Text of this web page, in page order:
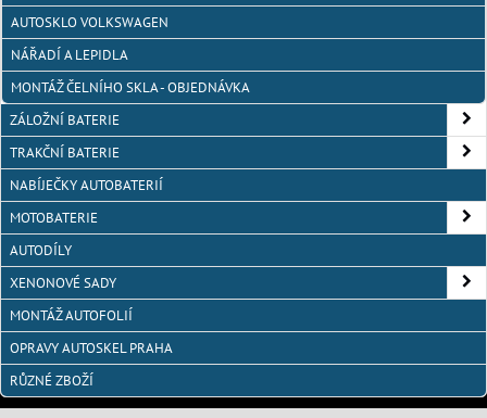
AUTOSKLO VOLKSWAGEN
NÁŘADÍ A LEPIDLA
MONTÁŽ ČELNÍHO SKLA - OBJEDNÁVKA
ZÁLOŽNÍ BATERIE
TRAKČNÍ BATERIE
NABÍJEČKY AUTOBATERIÍ
MOTOBATERIE
AUTODÍLY
XENONOVÉ SADY
MONTÁŽ AUTOFOLIÍ
OPRAVY AUTOSKEL PRAHA
RŮZNÉ ZBOŽÍ